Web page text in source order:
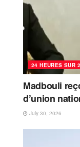
24 HEURES SUR
Madbouli
d’union
July 30, 2026